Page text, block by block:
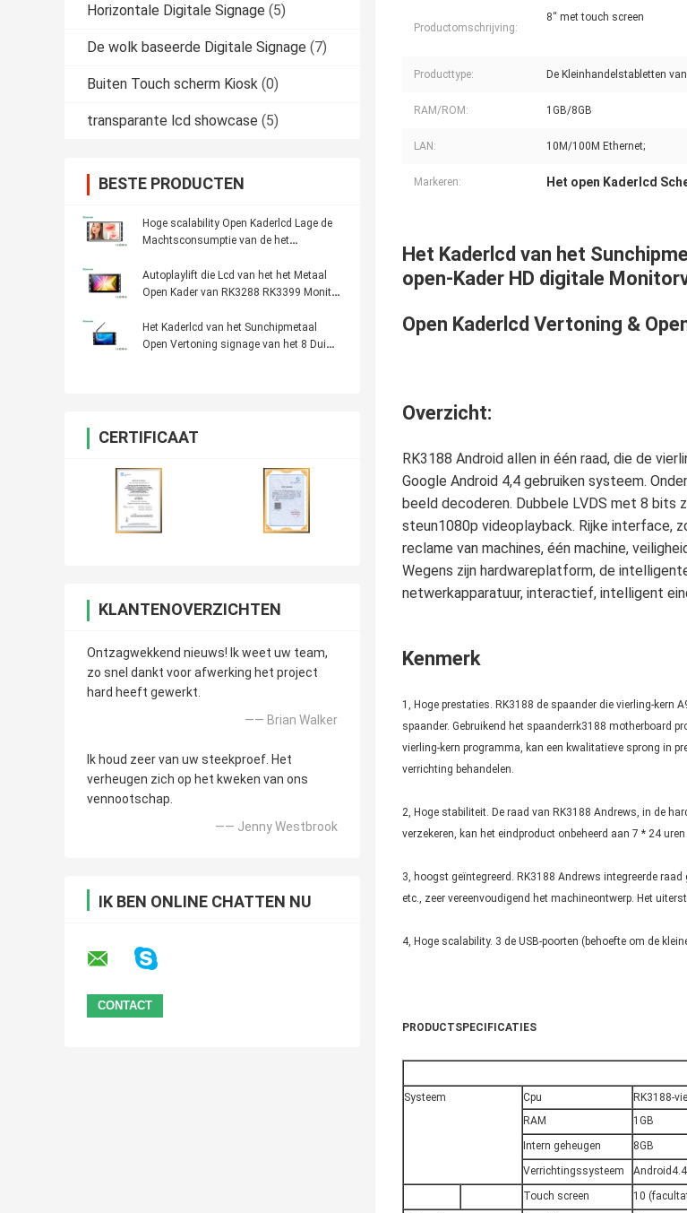
Horizontale Digitale Signage (5)
De wolk baseerde Digitale Signage (7)
Buiten Touch scherm Kiosk (0)
transparante lcd showcase (5)
BESTE PRODUCTEN
Hoge scalability Open Kaderlcd Lage de
Machtsconsumptie van de het
Autoplaylift die Lcd van het het Metaal
Open Kader van RK3288 RK3399 Monitor
Het Kaderlcd van het Sunchipmetaal
Open Vertoning signage van het 8 Duim
CERTIFICAAT
KLANTENOVERZICHTEN
Ontzagwekkend nieuws! Ik weet uw team,
zo snel dankt voor afwerking het project
hard heeft gewerkt.
—— Brian Walker
Ik houd zeer van uw steekproef. Het
verheugen zich op het kweken van ons
vennootschap.
—— Jenny Westbrook
IK BEN ONLINE CHATTEN NU
Productomschrijving:
8“ met touch screen
Producttype: De Kleinhandelstabletten
RAM/ROM: 1GB/8GB
LAN: 10M/100M Ethernet;
Markeren: Het open Kaderlcd
Het Kaderlcd van het
open-Kader HD digitale
Open Kaderlcd Vertoning &
Overzicht:
RK3188 Android allen in één raad, die de
Google Android 4,4 gebruiken systeem.
beeld decoderen. Dubbele LVDS met 8 bits
steun1080p videoplayback. Rijke interface,
reclame van machines, één machine,
Wegens zijn hardwareplatform, de
netwerkapparatuur, interactief, intelligent
Kenmerk
1, Hoge prestaties. RK3188 de spaander die vierling-kern
spaander. Gebruikend het spaanderrk3188 motherboard
vierling-kern programma, kan een kwalitatieve sprong in
verrichting behandelen.
2, Hoge stabiliteit. De raad van RK3188 Andrews, in de
verzekeren, kan het eindproduct onbeheerd aan 7 * 24 uren
3, hoogst geïntegreerd. RK3188 Andrews integreerde
etc., zeer vereenvoudigend het machineontwerp. Het
4, Hoge scalability. 3 de USB-poorten (behoefte om de
PRODUCTSPECIFICATIES
Systeem Cpu
RK3188-
RAM
1GB
Intern geheugen
8GB
Verrichtingssysteem
Android4.4
Touch screen
10